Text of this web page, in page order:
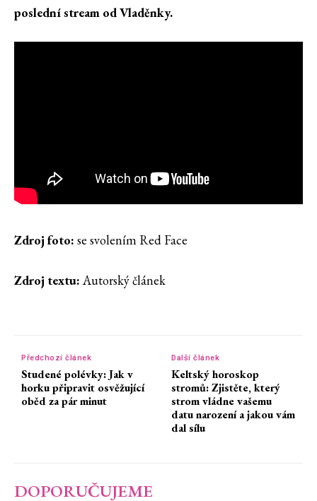
poslední stream od Vladěnky.
Zdroj foto: se svolením Red Face
Zdroj textu: Autorský článek
Předchozí článek
Studené polévky: Jak v
horku připravit osvěžující
oběd za pár minut
Další článek
Keltský horoskop
stromů: Zjistěte, který
strom vládne vašemu
datu narození a jakou vám
dal sílu
DOPORUČUJEME